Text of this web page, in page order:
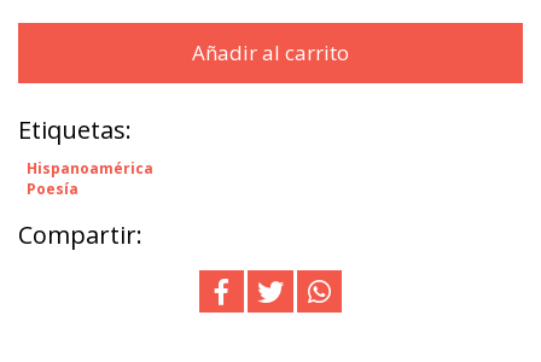
Añadir al carrito
Etiquetas:
Hispanoamérica
Poesía
Compartir: